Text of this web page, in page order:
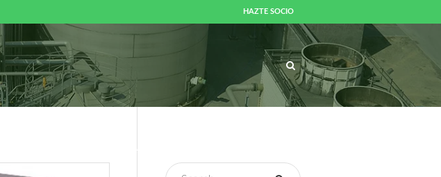
HAZTE SOCIO
ACTUALIDAD